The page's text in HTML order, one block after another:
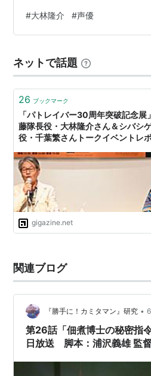
#大林隆介 #声優
ネットで話題
26 ブックマーク
「パトレイバー30周年突破記念展
藤隊長役・大林隆介さん＆シバシ
役・千葉繁さんトークイベントレ
gigazine.net
関連ブログ
『勝手に！カミタマン』研究 •
第26話「佃煮博士の秘密指
日放送 脚本：浦沢義雄 監督